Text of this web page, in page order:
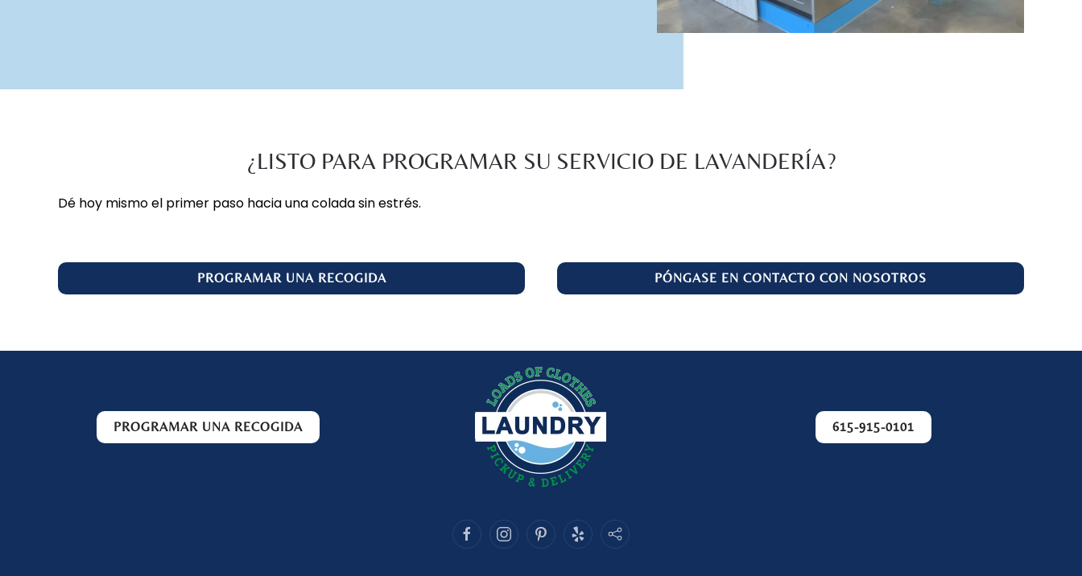
¿LISTO PARA PROGRAMAR SU SERVICIO DE LAVANDERÍA?
Dé hoy mismo el primer paso hacia una colada sin estrés.
PROGRAMAR UNA RECOGIDA PÓNGASE EN CONTACTO CON NOSOTROS
PROGRAMAR UNA RECOGIDA 615-915-0101